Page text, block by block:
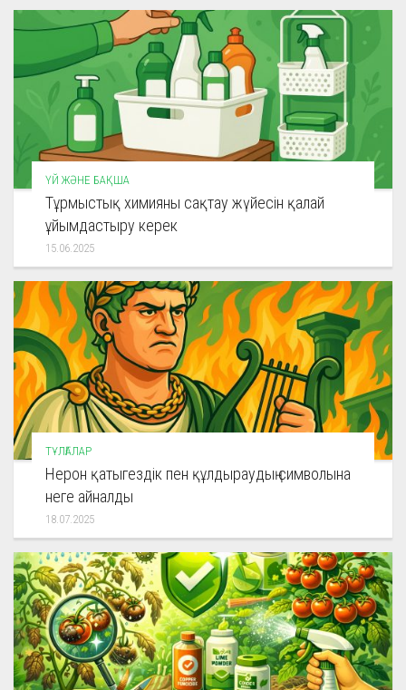
ҮЙ ЖӘНЕ БАҚША
Тұрмыстық химияны сақтау жүйесін қалай
ұйымдастыру керек
15.06.2025
ТҰЛҒАЛАР
Нерон қатыгездік пен құлдыраудың символына
неге айналды
18.07.2025